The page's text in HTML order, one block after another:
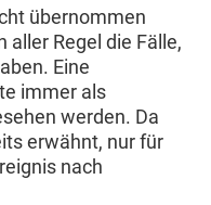
übernommen
aller Regel die Fälle,
Eine
immer als
werden. Da
erwähnt, nur für
nach